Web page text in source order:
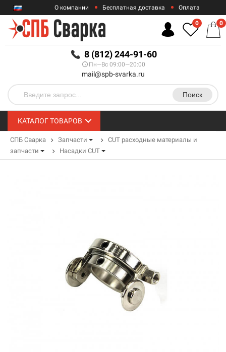
RUB
О компании Бесплатная доставка Оплата
Гарантии
8 (812) 244-91-60
Пн—Вс 09:00—20:00
mail@spb-svarka.ru
Поиск
0 0
КАТАЛОГ ТОВАРОВ
СПБ Сварка Запчасти
CUT расходные материалы и
запчасти
Насадки CUT